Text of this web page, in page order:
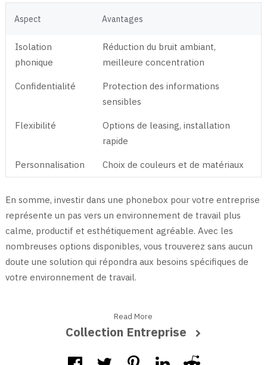
Aspect Avantages
Isolation
phonique
Réduction du bruit ambiant,
meilleure concentration
Confidentialité
Protection des informations
sensibles
Flexibilité
Options de leasing, installation
rapide
Personnalisation Choix de couleurs et de matériaux
En somme, investir dans une phonebox pour votre entreprise
représente un pas vers un environnement de travail plus
calme, productif et esthétiquement agréable. Avec les
nombreuses options disponibles, vous trouverez sans aucun
doute une solution qui répondra aux besoins spécifiques de
votre environnement de travail.
Read More
Collection Entreprise